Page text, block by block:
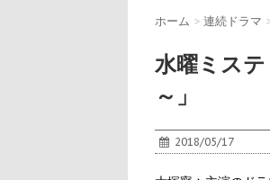
ホーム > 連続ドラマ
水曜ミス
～」
2018/05/17